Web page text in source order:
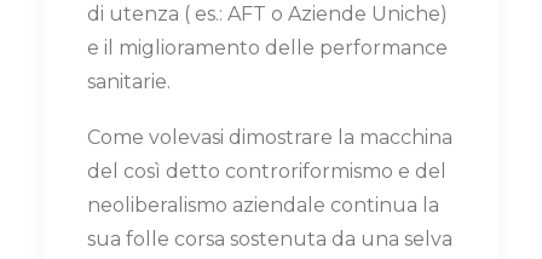
di utenza ( es.: AFT o Aziende Uniche)
e il miglioramento delle performance
sanitarie.
Come volevasi dimostrare la macchina
del così detto controriformismo e del
neoliberalismo aziendale continua la
sua folle corsa sostenuta da una selva